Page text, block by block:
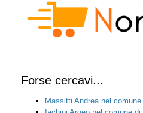
Forse cercavi...
Massitti Andrea nel